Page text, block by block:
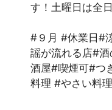
す！土曜日は全
#９月 #休業日#
謡が流れる店#
酒屋#喫煙可#つ
料理 #やさい料